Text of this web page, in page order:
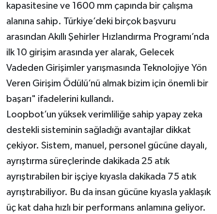
kapasitesine ve 1600 mm çapında bir çalışma
alanına sahip. Türkiye’deki birçok başvuru
arasından Akıllı Şehirler Hızlandırma Programı’nda
ilk 10 girişim arasında yer alarak, Gelecek
Vadeden Girişimler yarışmasında Teknolojiye Yön
Veren Girişim Ödülü’nü almak bizim için önemli bir
başarı" ifadelerini kullandı.
Loopbot’un yüksek verimliliğe sahip yapay zeka
destekli sisteminin sağladığı avantajlar dikkat
çekiyor. Sistem, manuel, personel gücüne dayalı,
ayrıştırma süreçlerinde dakikada 25 atık
ayrıştırabilen bir işçiye kıyasla dakikada 75 atık
ayrıştırabiliyor. Bu da insan gücüne kıyasla yaklaşık
üç kat daha hızlı bir performans anlamına geliyor.